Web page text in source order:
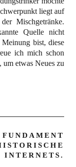
liegt auf
Mischgetränke.
Quelle nicht
bist, diese
ich mich schon
etwas Neues zu